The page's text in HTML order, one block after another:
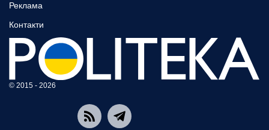
Реклама
Контакти
© 2015 - 2026